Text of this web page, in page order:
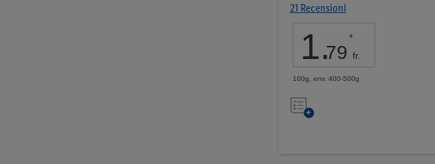
21 Recensioni
1.79
*
fr.
100g, env. 400-500g
Nell’elenco